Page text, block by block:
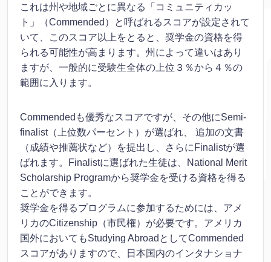
これは州や地域ごとに異なる「コミュニティカッ
ト」（Commended）と呼ばれるスコアが設定されて
いて、このスコア以上をとると、奨学金の資格を得
られる可能性が高まります。州によって違いはあり
ますが、一般的に受験生全体の上位３％から４％の
範囲に入ります。
Commendedも優秀なスコアですが、その他にSemi-
finalist（上位数パーセント）が選ばれ、 追加の文書
（成績や推薦状など）を提出し、さらにFinalistが選
ばれます。Finalistに選ばれた生徒は、National Merit
Scholarship Programから奨学金を受ける資格を得る
ことができます。
奨学金を得るプログラムに参加するためには、アメ
リカのCitizenship（市民権）が必要です。アメリカ
国外においてもStudying AbroadとしてCommended
スコアがありますので、日本国内のインタナショナ